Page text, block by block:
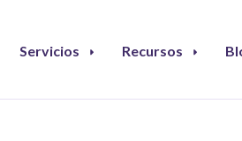
Servicios Recursos